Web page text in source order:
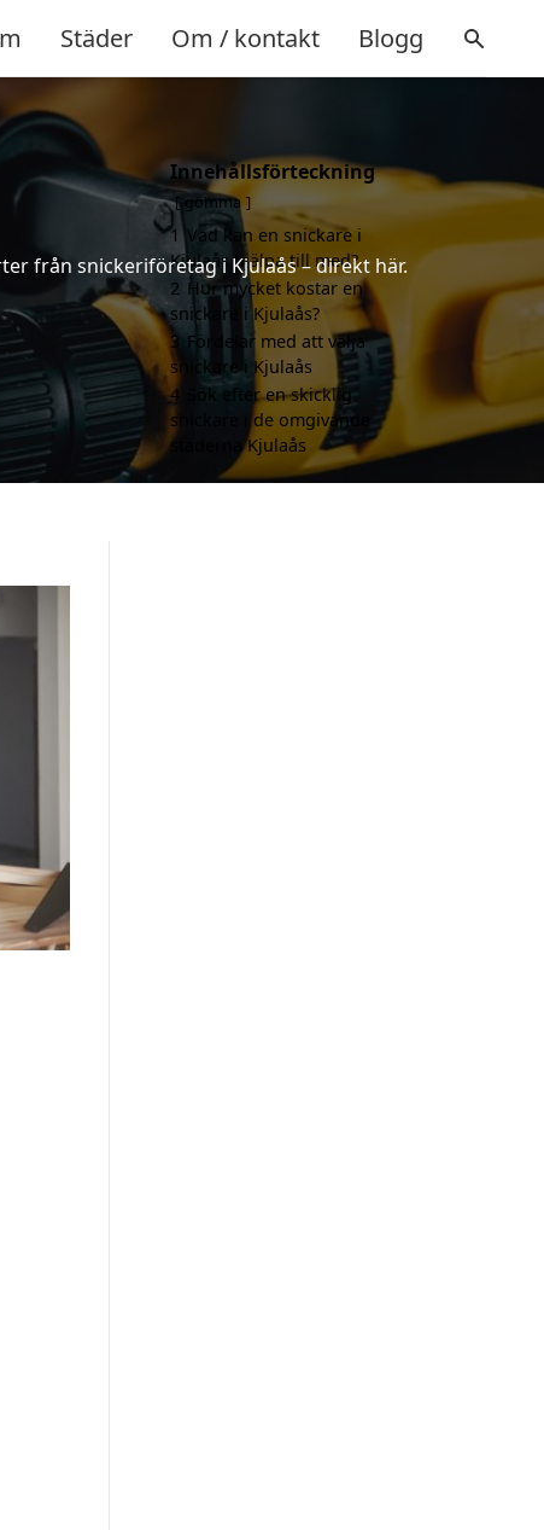
Städer Om / kontakt Blogg
från snickeriföretag i Kjulaås – direkt här.
Innehållsförteckning
gömma
1 Vad kan en snickare i
Kjulaås hjälpa till med?
2 Hur mycket kostar en
snickare i Kjulaås?
3 Fördelar med att välja
snickare i Kjulaås
4
Sök efter en skicklig
snickare i de omgivande
städerna Kjulaås